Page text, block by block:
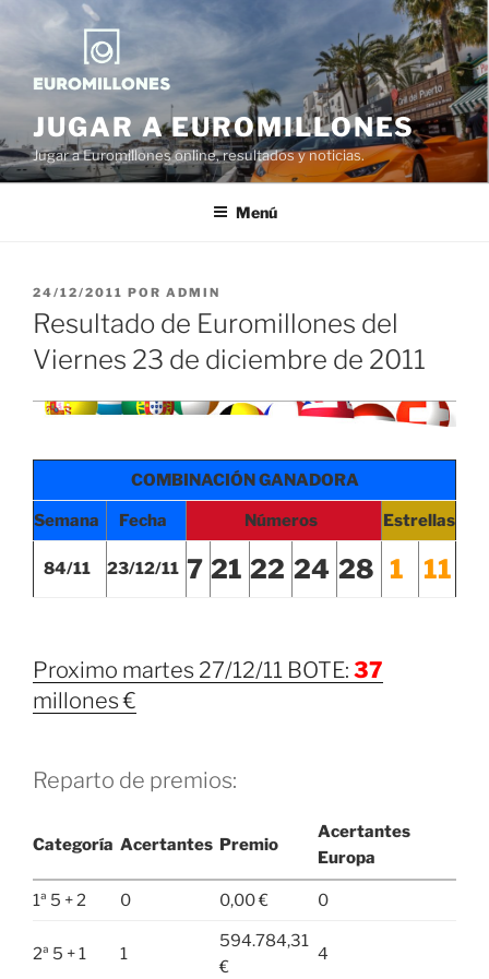
contenido
JUGAR A EUROMILLONES
Jugar a Euromillones online, resultados y noticias.
Menú
PUBLICADO
EL
24/12/2011 POR ADMIN
Resultado de Euromillones del
Viernes 23 de diciembre de 2011
COMBINACIÓN GANADORA
Semana Fecha Números Estrellas
84/11 23/12/11 7 21 22 24 28 1 11
Proximo martes 27/12/11 BOTE: 37
millones €
Reparto de premios:
Categoría Acertantes Premio
Acertantes
Europa
1ª 5 + 2 0 0,00 € 0
2ª 5 + 1 1
594.784,31
€
4